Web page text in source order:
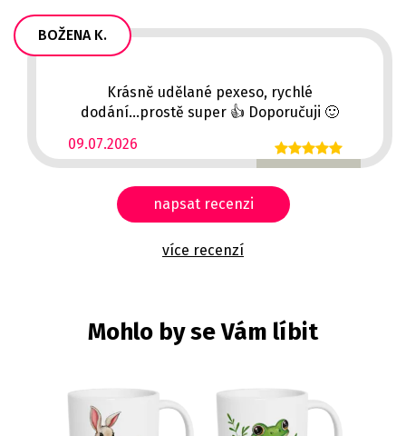
BOŽENA K.
09.07.2026
Krásně udělané pexeso, rychlé
dodání...prostě super 👍 Doporučuji 🙂
napsat recenzi
více recenzí
Mohlo by se Vám líbit